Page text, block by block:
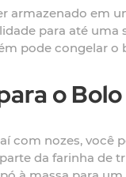
armazenado em
para até
pode congelar
o
com nozes,
da farinha de